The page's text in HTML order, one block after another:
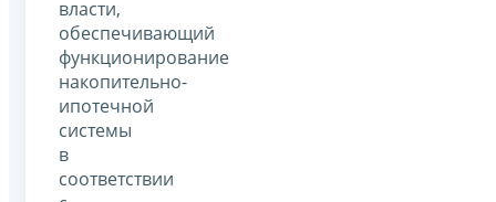
власти,
обеспечивающий
функционирование
накопительно-
ипотечной
системы
в
соответствии